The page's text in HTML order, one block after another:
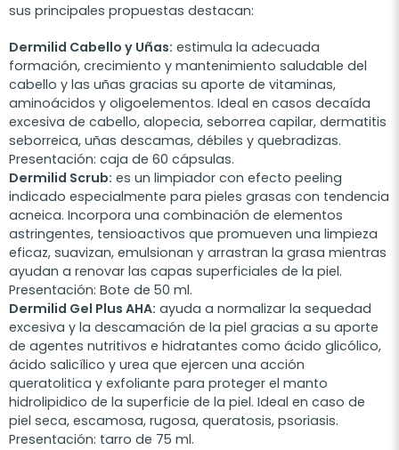
sus principales propuestas destacan:
Dermilid Cabello y Uñas: estimula la adecuada
formación, crecimiento y mantenimiento saludable del
cabello y las uñas gracias su aporte de vitaminas,
aminoácidos y oligoelementos. Ideal en casos decaída
excesiva de cabello, alopecia, seborrea capilar, dermatitis
seborreica, uñas descamas, débiles y quebradizas.
Presentación: caja de 60 cápsulas.
Dermilid Scrub: es un limpiador con efecto peeling
indicado especialmente para pieles grasas con tendencia
acneica. Incorpora una combinación de elementos
astringentes, tensioactivos que promueven una limpieza
eficaz, suavizan, emulsionan y arrastran la grasa mientras
ayudan a renovar las capas superficiales de la piel.
Presentación: Bote de 50 ml.
Dermilid Gel Plus AHA: ayuda a normalizar la sequedad
excesiva y la descamación de la piel gracias a su aporte
de agentes nutritivos e hidratantes como ácido glicólico,
ácido salicílico y urea que ejercen una acción
queratolitica y exfoliante para proteger el manto
hidrolipidico de la superficie de la piel. Ideal en caso de
piel seca, escamosa, rugosa, queratosis, psoriasis.
Presentación: tarro de 75 ml.